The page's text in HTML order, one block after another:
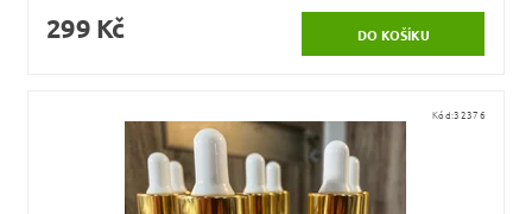
299 Kč
Kód:32376